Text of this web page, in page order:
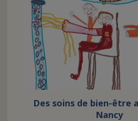
Des soins de bien-être
Nancy